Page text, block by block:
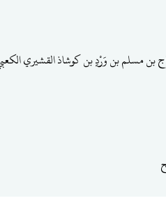
بن مسلم بن وَرْدٍ بن كوشاذ القشيري